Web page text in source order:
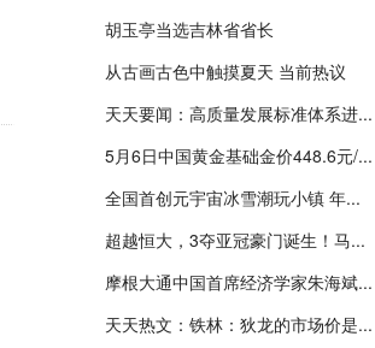
胡玉亭当选吉林省省长
从古画古色中触摸夏天 当前热议
天天要闻：高质量发展标准体系进...
5月6日中国黄金基础金价448.6元/...
全国首创元宇宙冰雪潮玩小镇 年...
超越恒大，3夺亚冠豪门诞生！马...
摩根大通中国首席经济学家朱海斌...
天天热文：铁林：狄龙的市场价是...